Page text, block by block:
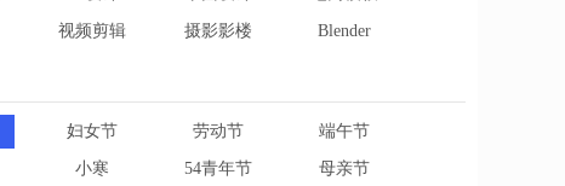
视频剪辑 摄影影楼 Blender
妇女节 劳动节 端午节
小寒 54青年节 母亲节